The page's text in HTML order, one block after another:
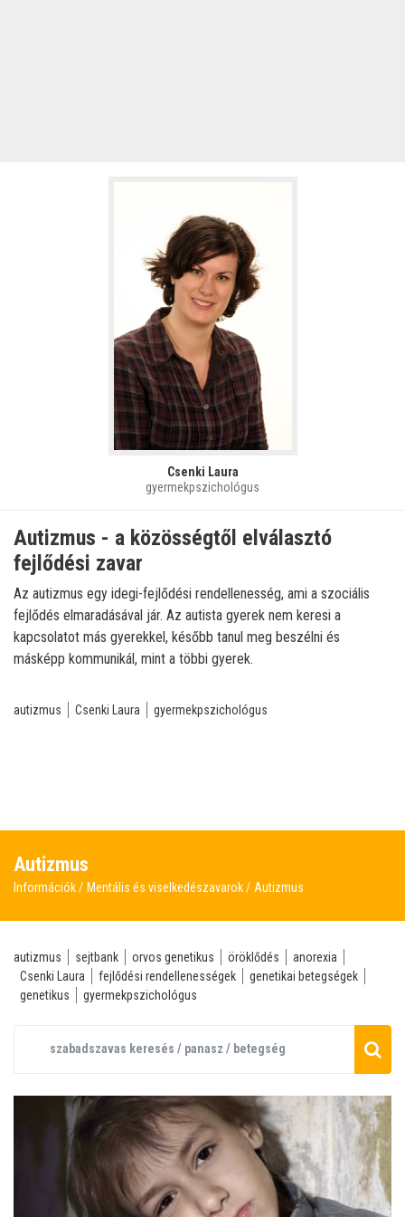
Csenki Laura
gyermekpszichológus
Autizmus - a közösségtől elválasztó
fejlődési zavar
Az autizmus egy idegi-fejlődési rendellenesség, ami a szociális
fejlődés elmaradásával jár. Az autista gyerek nem keresi a
kapcsolatot más gyerekkel, később tanul meg beszélni és
másképp kommunikál, mint a többi gyerek.
autizmus Csenki Laura gyermekpszichológus
Autizmus
Információk Mentális és viselkedészavarok Autizmus
autizmus sejtbank orvos genetikus öröklődés
anorexia
Csenki Laura
fejlődési rendellenességek
genetikai betegségek
genetikus
gyermekpszichológus